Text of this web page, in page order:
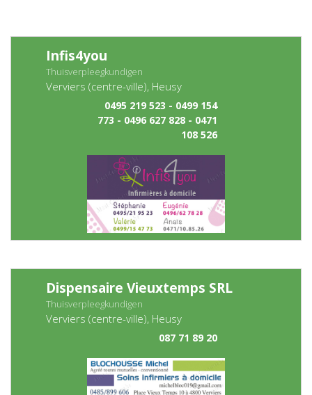
Infis4you
Thuisverpleegkundigen
Verviers (centre-ville), Heusy
0495 219 523 - 0499 154
773 - 0496 627 828 - 0471
108 526
Dispensaire Vieuxtemps SRL
Thuisverpleegkundigen
Verviers (centre-ville), Heusy
087 71 89 20